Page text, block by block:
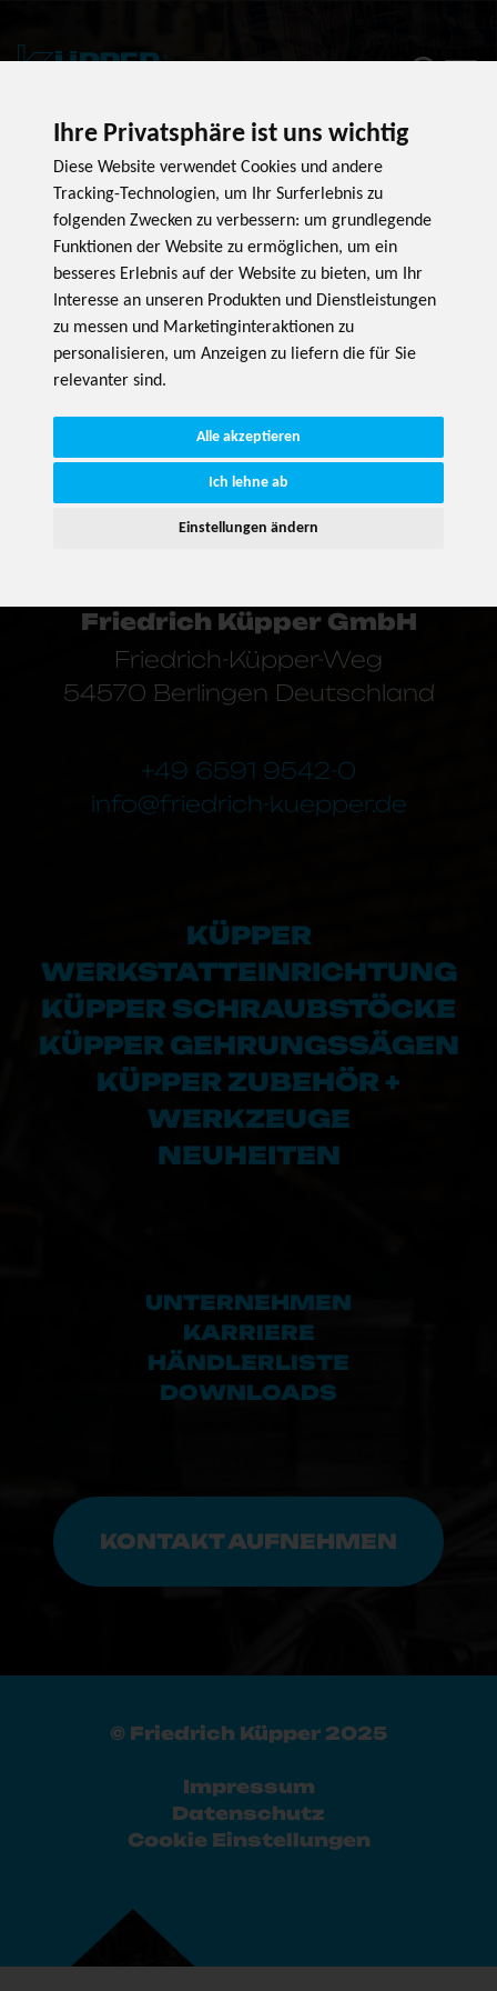
Ihre Privatsphäre ist uns wichtig
Diese Website verwendet Cookies und andere
Tracking-Technologien, um Ihr Surferlebnis zu
folgenden Zwecken zu verbessern: um grundlegende
Funktionen der Website zu ermöglichen, um ein
besseres Erlebnis auf der Website zu bieten, um Ihr
Interesse an unseren Produkten und Dienstleistungen
zu messen und Marketinginteraktionen zu
personalisieren, um Anzeigen zu liefern die für Sie
relevanter sind.
Alle akzeptieren
Ich lehne ab
Einstellungen ändern
ZUBEHÖR
Observer for lazy product loading
Friedrich Küpper GmbH
Friedrich-Küpper-Weg
54570 Berlingen Deutschland
+49 6591 9542-0
info@friedrich-kuepper.de
KÜPPER
WERKSTATTEINRICHTUNG
KÜPPER SCHRAUBSTÖCKE
KÜPPER GEHRUNGSSÄGEN
KÜPPER ZUBEHÖR +
WERKZEUGE
NEUHEITEN
UNTERNEHMEN
KARRIERE
HÄNDLERLISTE
DOWNLOADS
KONTAKT AUFNEHMEN
© Friedrich Küpper 2025
Impressum
Datenschutz
Cookie Einstellungen